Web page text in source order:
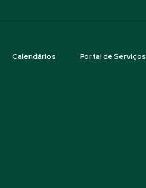
Calendários Portal de Serviços